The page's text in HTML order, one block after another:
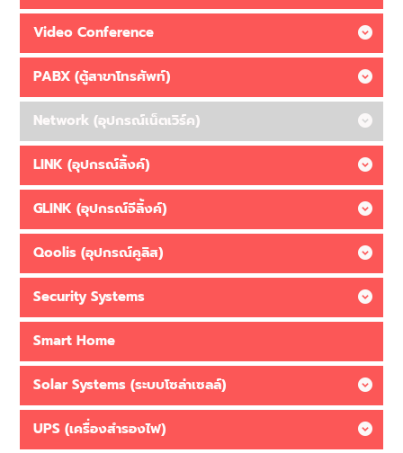
Video Conference
PABX (ตู้สาขาโทรศัพท์)
Network (อุปกรณ์เน็ตเวิร์ค)
LINK (อุปกรณ์ลิ้งค์)
GLINK (อุปกรณ์จีลิ้งค์)
Qoolis (อุปกรณ์คูลิส)
Security Systems
Smart Home
Solar Systems (ระบบโซล่าเซลล์)
UPS (เครื่องสำรองไฟ)